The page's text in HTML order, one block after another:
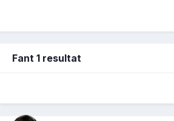
Fant 1 resultat